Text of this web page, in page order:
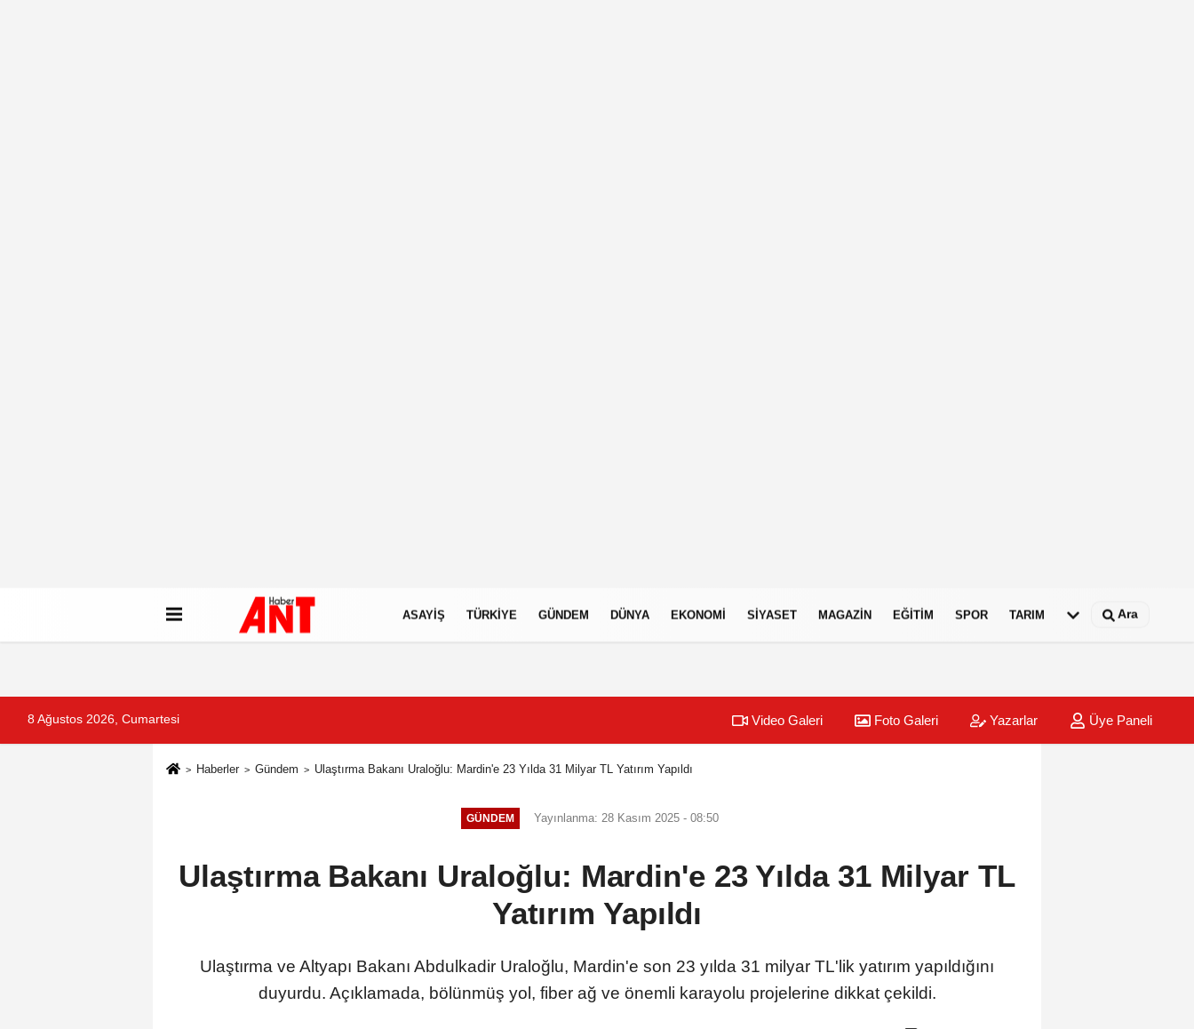
ASAYIŞ TÜRKIYE GÜNDEM DÜNYA EKONOMI SIYASET MAGAZIN EĞITIM SPOR TARIM Ara
8 Ağustos 2026, Cumartesi Video Galeri Foto Galeri Yazarlar Üye Paneli
Haberler Gündem Ulaştırma Bakanı Uraloğlu: Mardin'e 23 Yılda 31 Milyar TL Yatırım Yapıldı
GÜNDEM Yayınlanma: 28 Kasım 2025 - 08:50
Ulaştırma Bakanı Uraloğlu: Mardin'e 23 Yılda 31 Milyar TL
Yatırım Yapıldı
Ulaştırma ve Altyapı Bakanı Abdulkadir Uraloğlu, Mardin'e son 23 yılda 31 milyar TL'lik yatırım yapıldığını
duyurdu. Açıklamada, bölünmüş yol, fiber ağ ve önemli karayolu projelerine dikkat çekildi.